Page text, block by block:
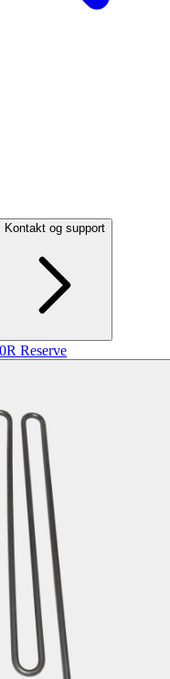
Kontakt og support
Reserve